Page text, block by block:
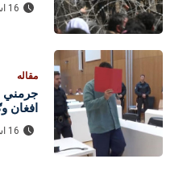
16 اسد 1405
مقاله
جرمني
افغان
16 اسد 1405